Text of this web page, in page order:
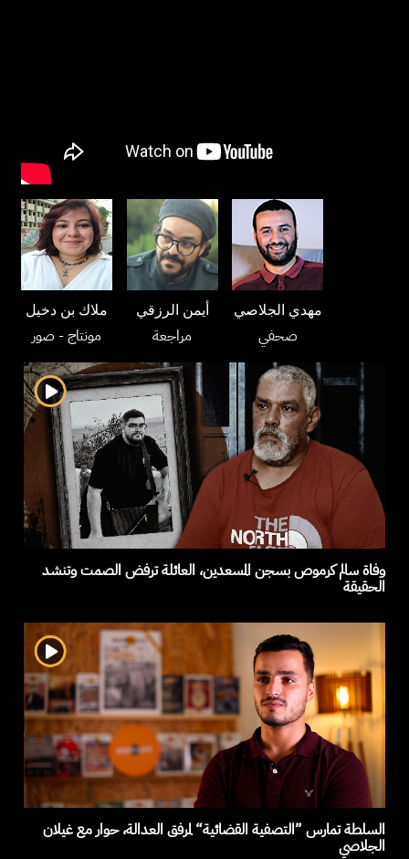
ملاك بن دخيل
مونتاج- صور
أيمن الرزقي
مراجعة
مهدي الجلاصي
صحفي
وفاة سالم كرموص بسجن المسعدين، العائلة ترفض الصمت وتنشد
الحقيقة
السلطة تمارس ”التصفية القضائية“ لمرفق العدالة، حوار مع غيلان
الجلاصي